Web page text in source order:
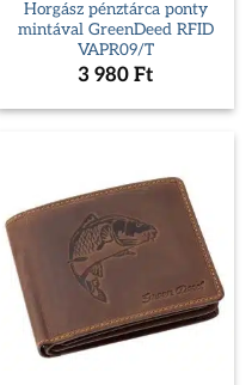
Horgász pénztárca ponty
mintával GreenDeed RFID
VAPR09/T
3 980 Ft